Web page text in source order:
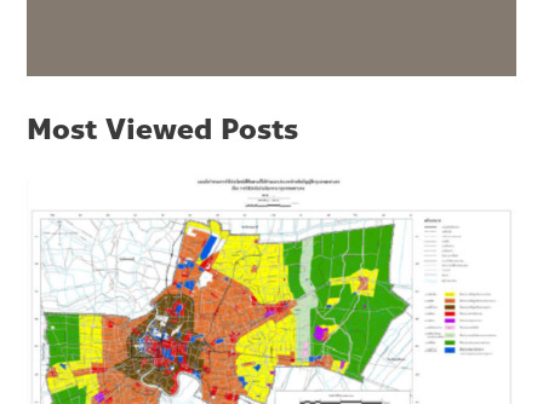
Most Viewed Posts